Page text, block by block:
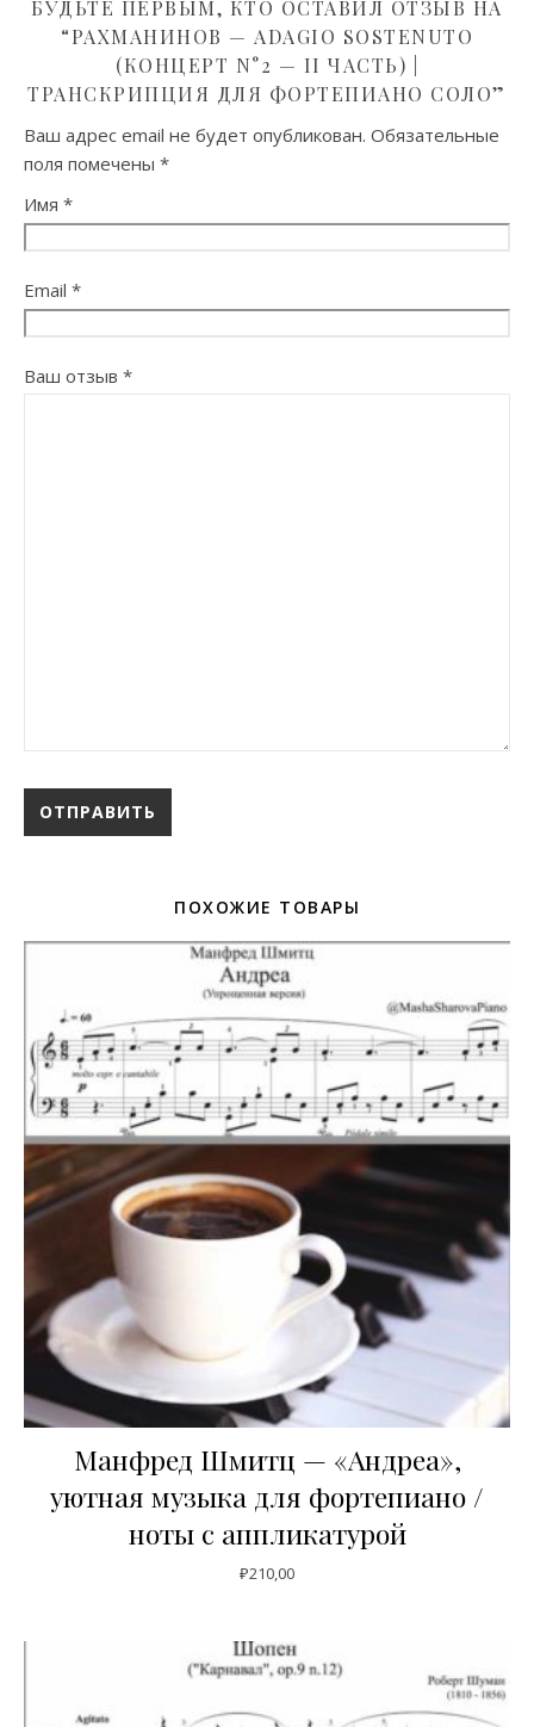
БУДЬТЕ ПЕРВЫМ, КТО ОСТАВИЛ ОТЗЫВ НА
“РАХМАНИНОВ — ADAGIO SOSTENUTO
(КОНЦЕРТ N°2 — II ЧАСТЬ) |
ТРАНСКРИПЦИЯ ДЛЯ ФОРТЕПИАНО СОЛО”
Ваш адрес email не будет опубликован. Обязательные
поля помечены *
Имя *
Email *
Ваш отзыв *
ПОХОЖИЕ ТОВАРЫ
Манфред Шмитц — «Андреа»,
уютная музыка для фортепиано /
ноты с аппликатурой
₽210,00